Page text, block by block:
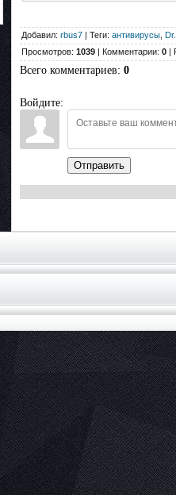
Добавил: rbus7 | Теги: антивирусы
Просмотров: 1039 | Комментарии: 0 |
Всего комментариев: 0
Войдите:
Отправить